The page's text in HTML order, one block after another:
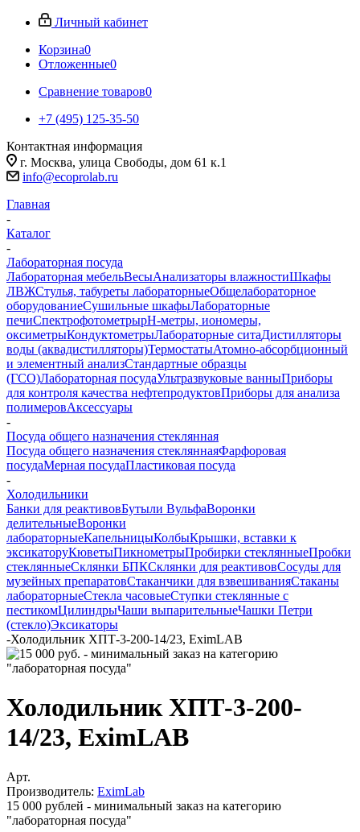
Личный кабинет
Корзина0
Отложенные0
Сравнение товаров0
+7 (495) 125-35-50
Контактная информация
г. Москва, улица Свободы, дом 61 к.1
info@ecoprolab.ru
Главная
-
Каталог
-
Лабораторная посуда
Лабораторная мебельВесыАнализаторы влажностиШкафы
ЛВЖСтулья, табуреты лабораторныеОбщелабораторное
оборудованиеСушильные шкафыЛабораторные
печиСпектрофотометрыpH-метры, иономеры,
оксиметрыКондуктометрыЛабораторные ситаДистилляторы
воды (аквадистилляторы)ТермостатыАтомно-абсорбционный
и элементный анализСтандартные образцы
(ГСО)Лабораторная посудаУльтразвуковые ванныПриборы
для контроля качества нефтепродуктовПриборы для анализа
полимеровАксессуары
-
Посуда общего назначения стеклянная
Посуда общего назначения стекляннаяФарфоровая
посудаМерная посудаПластиковая посуда
-
Холодильники
Банки для реактивовБутыли ВульфаВоронки
делительныеВоронки
лабораторныеКапельницыКолбыКрышки, вставки к
эксикаторуКюветыПикнометрыПробирки стеклянныеПробки
стеклянныеСклянки БПКСклянки для реактивовСосуды для
музейных препаратовСтаканчики для взвешиванияСтаканы
лабораторныеСтекла часовыеСтупки стеклянные с
пестикомЦилиндрыЧаши выпарительныеЧашки Петри
(стекло)Эксикаторы
-Холодильник ХПТ-3-200-14/23, EximLAB
Холодильник ХПТ-3-200-
14/23, EximLAB
Арт.
Производитель: EximLab
15 000 рублей - минимальный заказ на категорию
"лабораторная посуда"